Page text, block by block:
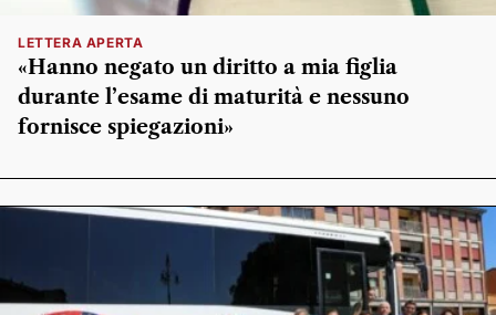
LETTERA APERTA
«Hanno negato un diritto a mia figlia
durante l’esame di maturità e nessuno
fornisce spiegazioni»